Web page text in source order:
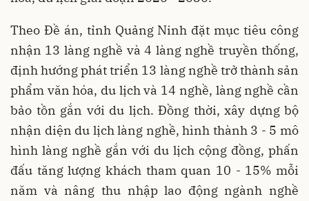
Theo Đề án, tỉnh Quảng Ninh đặt mục tiêu công
nhận 13 làng nghề và 4 làng nghề truyền thống,
định hướng phát triển 13 làng nghề trở thành sản
phẩm văn hóa, du lịch và 14 nghề, làng nghề cần
bảo tồn gắn với du lịch. Đồng thời, xây dựng bộ
nhận diện du lịch làng nghề, hình thành 3 - 5 mô
hình làng nghề gắn với du lịch cộng đồng, phấn
đấu tăng lượng khách tham quan 10 - 15% mỗi
năm và nâng thu nhập lao động ngành nghề